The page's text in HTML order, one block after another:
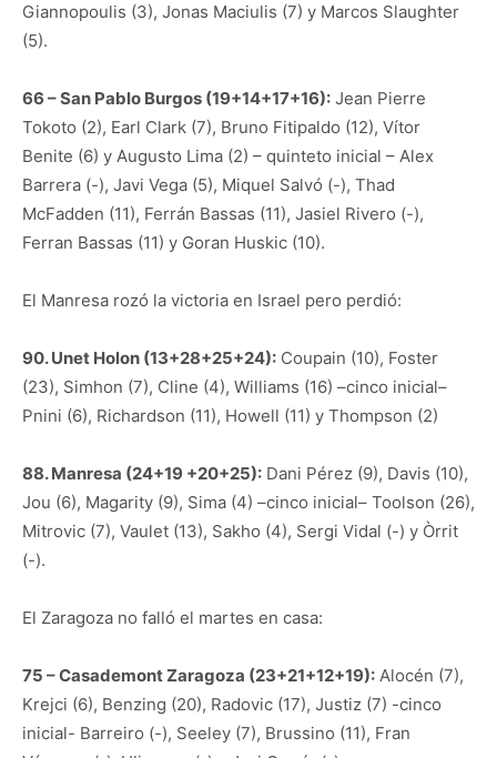
Giannopoulis (3), Jonas Maciulis (7) y Marcos Slaughter
(5).
66 – San Pablo Burgos (19+14+17+16): Jean Pierre
Tokoto (2), Earl Clark (7), Bruno Fitipaldo (12), Vítor
Benite (6) y Augusto Lima (2) – quinteto inicial – Alex
Barrera (-), Javi Vega (5), Miquel Salvó (-), Thad
McFadden (11), Ferrán Bassas (11), Jasiel Rivero (-),
Ferran Bassas (11) y Goran Huskic (10).
El Manresa rozó la victoria en Israel pero perdió:
90. Unet Holon (13+28+25+24): Coupain (10), Foster
(23), Simhon (7), Cline (4), Williams (16) –cinco inicial–
Pnini (6), Richardson (11), Howell (11) y Thompson (2)
88. Manresa (24+19 +20+25): Dani Pérez (9), Davis (10),
Jou (6), Magarity (9), Sima (4) –cinco inicial– Toolson (26),
Mitrovic (7), Vaulet (13), Sakho (4), Sergi Vidal (-) y Òrrit
(-).
El Zaragoza no falló el martes en casa:
75 – Casademont Zaragoza (23+21+12+19): Alocén (7),
Krejci (6), Benzing (20), Radovic (17), Justiz (7) -cinco
inicial- Barreiro (-), Seeley (7), Brussino (11), Fran